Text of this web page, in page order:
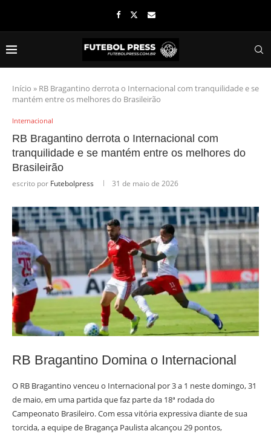
Início » RB Bragantino derrota o Internacional com tranquilidade e se
mantém entre os melhores do Brasileirão
Internacional
RB Bragantino derrota o Internacional com
tranquilidade e se mantém entre os melhores do
Brasileirão
escrito por Futebolpress 31 de maio de 2026
RB Bragantino Domina o Internacional
O RB Bragantino venceu o Internacional por 3 a 1 neste domingo, 31
de maio, em uma partida que faz parte da 18ª rodada do
Campeonato Brasileiro. Com essa vitória expressiva diante de sua
torcida, a equipe de Bragança Paulista alcançou 29 pontos,